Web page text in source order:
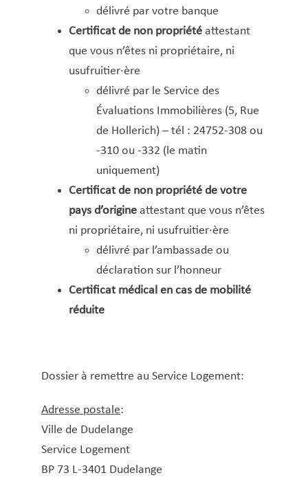
Recycling-Taxi
Repas sur roues
REVIS Demande
Subside pour les activités sportives des jeunes
Vignette parking résidentiel
délivré par votre banque
Certificat de non propriété attestant
que vous n’êtes ni propriétaire, ni
usufruitier·ère
délivré par le Service des
Évaluations Immobilières (5, Rue
de Hollerich) – tél : 24752-308 ou
-310 ou -332 (le matin
uniquement)
Certificat de non propriété de votre
pays d’origineattestant que vous n’êtes
ni propriétaire, ni usufruitier·ère
délivré par l’ambassade ou
déclaration sur l’honneur
Certificat médical en cas de mobilité
réduite
Dossier à remettre au Service Logement:
Adresse postale:
Ville de Dudelange
Service Logement
BP 73 L-3401 Dudelange